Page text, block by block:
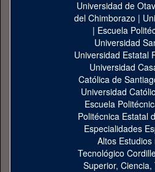
Universidad de
del Chimborazo |
| Escuela
Universidad
Universidad Estatal
Universidad
Católica de
Universidad
Escuela
Politécnica Estatal
Especialidades
Altos
Tecnológico
Superior,